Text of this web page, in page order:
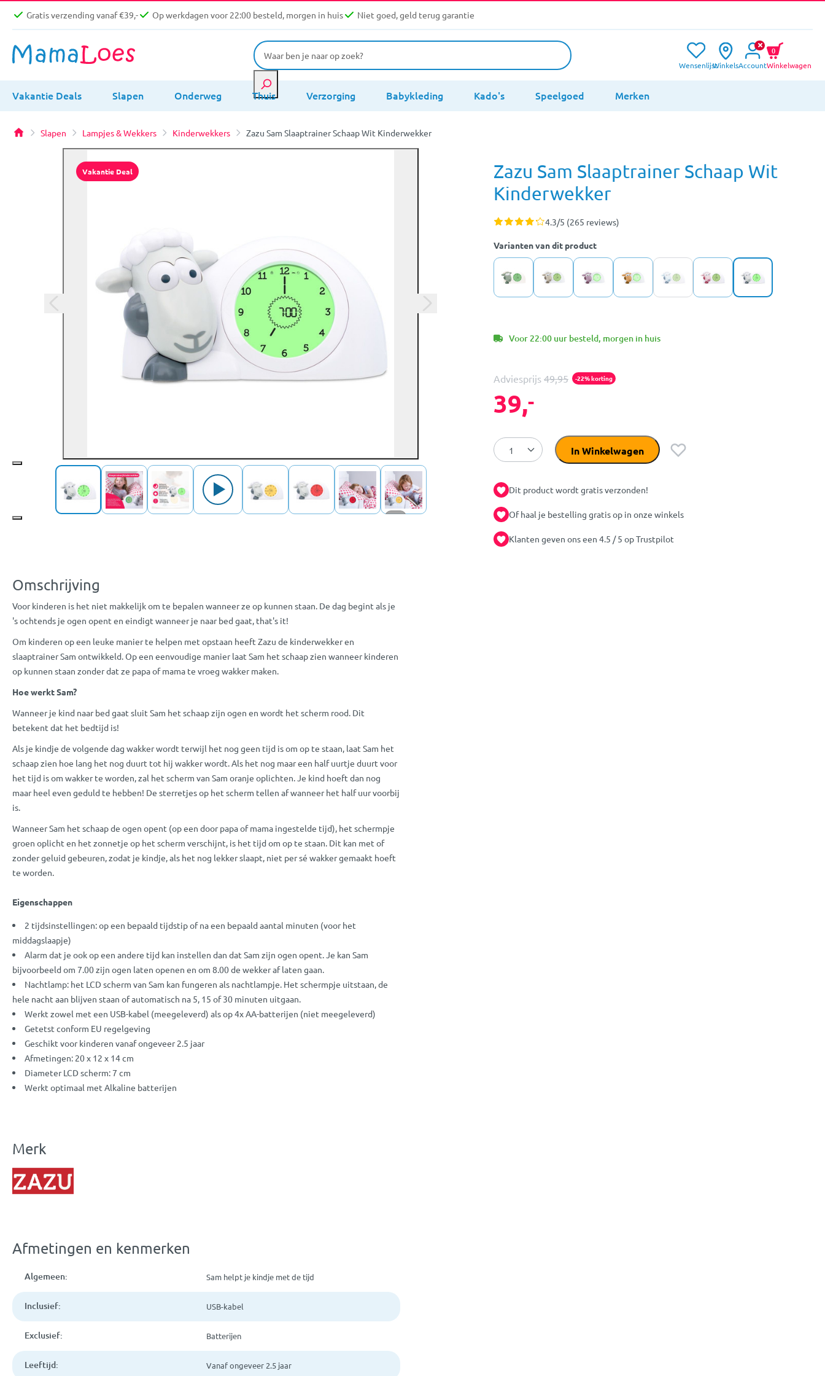
Gratis verzending vanaf €39,- Op werkdagen voor 22:00 besteld, morgen in huis Niet goed, geld terug garantie
WensenlijstWinkelsAccountWinkelwagen
0
Vakantie Deals Slapen Onderweg Thuis Verzorging Babykleding Kado's Speelgoed Merken
Slapen Lampjes & Wekkers Kinderwekkers Zazu Sam Slaaptrainer Schaap Wit Kinderwekker
Vakantie Deal
+12
Zazu Sam Slaaptrainer Schaap Wit
Kinderwekker
4.3/5 (265 reviews)
Varianten van dit product
Voor 22:00 uur besteld, morgen in huis
Adviesprijs 49,95 -22% korting
39,-
In Winkelwagen
Dit product wordt gratis verzonden!
Of haal je bestelling gratis op in onze winkels
Klanten geven ons een 4.5 / 5 op Trustpilot
Omschrijving
Voor kinderen is het niet makkelijk om te bepalen wanneer ze op kunnen staan. De dag begint als je
's ochtends je ogen opent en eindigt wanneer je naar bed gaat, that's it!
Om kinderen op een leuke manier te helpen met opstaan heeft Zazu de kinderwekker en
slaaptrainer Sam ontwikkeld. Op een eenvoudige manier laat Sam het schaap zien wanneer kinderen
op kunnen staan zonder dat ze papa of mama te vroeg wakker maken.
Hoe werkt Sam?
Wanneer je kind naar bed gaat sluit Sam het schaap zijn ogen en wordt het scherm rood. Dit
betekent dat het bedtijd is!
Als je kindje de volgende dag wakker wordt terwijl het nog geen tijd is om op te staan, laat Sam het
schaap zien hoe lang het nog duurt tot hij wakker wordt. Als het nog maar een half uurtje duurt voor
het tijd is om wakker te worden, zal het scherm van Sam oranje oplichten. Je kind hoeft dan nog
maar heel even geduld te hebben! De sterretjes op het scherm tellen af wanneer het half uur voorbij
is.
Wanneer Sam het schaap de ogen opent (op een door papa of mama ingestelde tijd), het schermpje
groen oplicht en het zonnetje op het scherm verschijnt, is het tijd om op te staan. Dit kan met of
zonder geluid gebeuren, zodat je kindje, als het nog lekker slaapt, niet per sé wakker gemaakt hoeft
te worden.
Eigenschappen
2 tijdsinstellingen: op een bepaald tijdstip of na een bepaald aantal minuten (voor het
middagslaapje)
Alarm dat je ook op een andere tijd kan instellen dan dat Sam zijn ogen opent. Je kan Sam
bijvoorbeeld om 7.00 zijn ogen laten openen en om 8.00 de wekker af laten gaan.
Nachtlamp: het LCD scherm van Sam kan fungeren als nachtlampje. Het schermpje uitstaan, de
hele nacht aan blijven staan of automatisch na 5, 15 of 30 minuten uitgaan.
Werkt zowel met een USB-kabel (meegeleverd) als op 4x AA-batterijen (niet meegeleverd)
Getetst conform EU regelgeving
Geschikt voor kinderen vanaf ongeveer 2.5 jaar
Afmetingen: 20 x 12 x 14 cm
Diameter LCD scherm: 7 cm
Werkt optimaal met Alkaline batterijen
Merk
Afmetingen en kenmerken
Algemeen: Sam helpt je kindje met de tijd
Inclusief: USB-kabel
Exclusief: Batterijen
Leeftijd: Vanaf ongeveer 2.5 jaar